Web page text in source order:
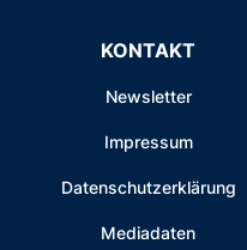
KONTAKT
Newsletter
Impressum
Datenschutzerklärung
Mediadaten